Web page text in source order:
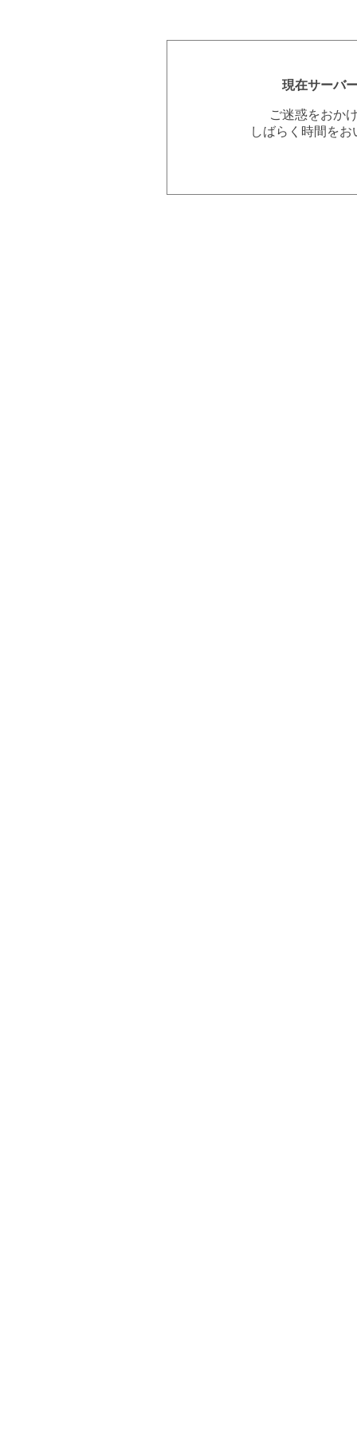
現在サーバ
ご迷惑をおか
しばらく時間を